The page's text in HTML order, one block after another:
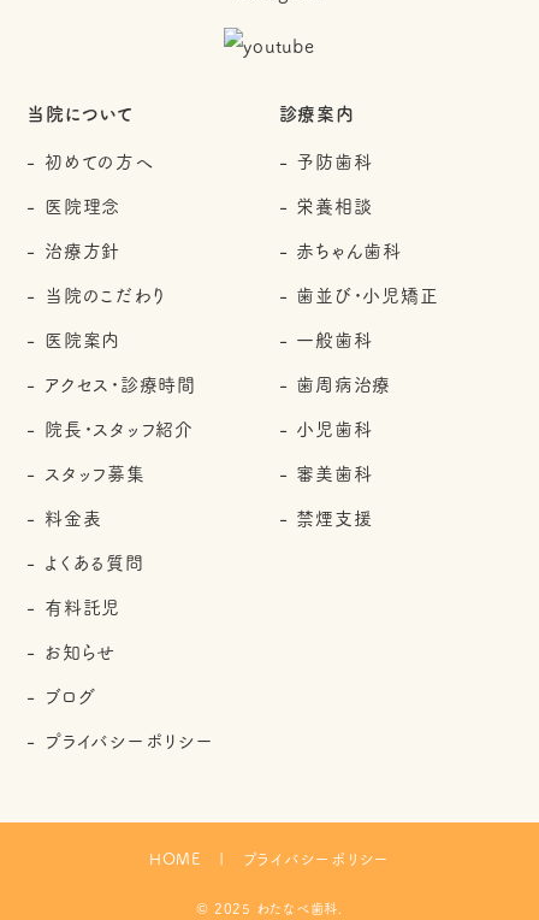
当院について
初めての方へ
医院理念
治療方針
当院のこだわり
医院案内
アクセス・診療時間
院長・スタッフ紹介
スタッフ募集
料金表
よくある質問
有料託児
お知らせ
ブログ
プライバシーポリシー
診療案内
予防歯科
栄養相談
赤ちゃん歯科
歯並び・小児矯正
一般歯科
歯周病治療
小児歯科
審美歯科
禁煙支援
HOME プライバシーポリシー
© 2025 わたなべ歯科.